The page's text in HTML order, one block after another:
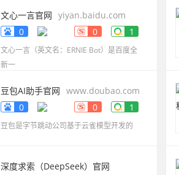
文心一言官网 yiyan.baidu.com
0
0 1
文心一言（英文名：ERNIE Bot）是百度全
新一
豆包AI助手官网 www.doubao.com
0
0 1
豆包是字节跳动公司基于云雀模型开发的
深度求索（DeepSeek）官网